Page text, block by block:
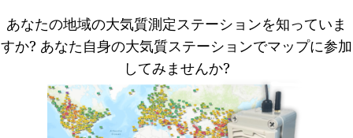
あなたの地域の大気質測定ステーションを知っていま
すか? あなた自身の大気質ステーションでマップに参加
してみませんか?